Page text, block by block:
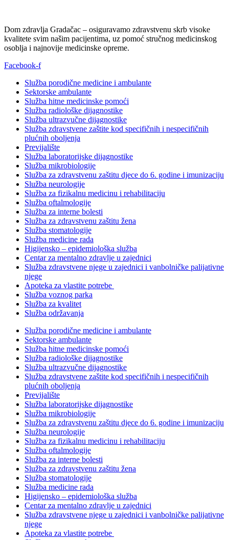
Dom zdravlja Gradačac – osiguravamo zdravstvenu skrb visoke
kvalitete svim našim pacijentima, uz pomoć stručnog medicinskog
osoblja i najnovije medicinske opreme.
Facebook-f
Služba porodične medicine i ambulante
Sektorske ambulante
Služba hitne medicinske pomoći
Služba radiološke dijagnostike
Služba ultrazvučne dijagnostike
Služba zdravstvene zaštite kod specifičnih i nespecifičnih
plućnih oboljenja
Previjalište
Služba laboratorijske dijagnostike
Služba mikrobiologije
Služba za zdravstvenu zaštitu djece do 6. godine i imunizaciju
Služba neurologije
Služba za fizikalnu medicinu i rehabilitaciju
Služba oftalmologije
Služba za interne bolesti
Služba za zdravstvenu zaštitu žena
Služba stomatologije
Služba medicine rada
Higijensko – epidemiološka služba
Centar za mentalno zdravlje u zajednici
Služba zdravstvene njege u zajednici i vanbolničke palijativne
njege
Apoteka za vlastite potrebe
Služba voznog parka
Služba za kvalitet
Služba održavanja
Služba porodične medicine i ambulante
Sektorske ambulante
Služba hitne medicinske pomoći
Služba radiološke dijagnostike
Služba ultrazvučne dijagnostike
Služba zdravstvene zaštite kod specifičnih i nespecifičnih
plućnih oboljenja
Previjalište
Služba laboratorijske dijagnostike
Služba mikrobiologije
Služba za zdravstvenu zaštitu djece do 6. godine i imunizaciju
Služba neurologije
Služba za fizikalnu medicinu i rehabilitaciju
Služba oftalmologije
Služba za interne bolesti
Služba za zdravstvenu zaštitu žena
Služba stomatologije
Služba medicine rada
Higijensko – epidemiološka služba
Centar za mentalno zdravlje u zajednici
Služba zdravstvene njege u zajednici i vanbolničke palijativne
njege
Apoteka za vlastite potrebe